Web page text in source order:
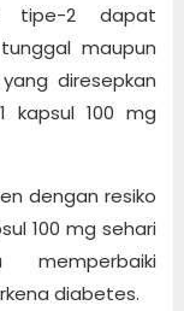
tipe-2 dapat
maupun
diresepkan
kapsul 100 mg
dengan resiko
100 mg sehari
memperbaiki
diabetes.